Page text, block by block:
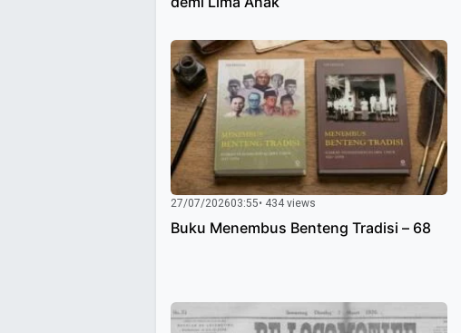
27/07/202603:55• 434 views
Buku Menembus Benteng Tradisi – 68